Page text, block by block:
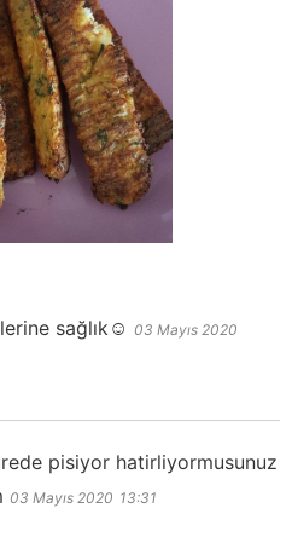
sağlık☺️
03 Mayıs 2020
pisiyor hatirliyormusunuz
03 Mayıs 2020 13:31